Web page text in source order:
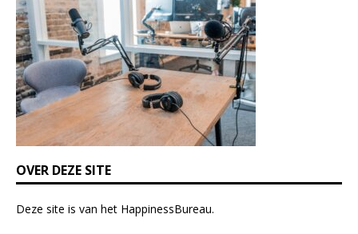
f
i
e
l
d
b
l
a
n
k
.
OVER DEZE SITE
Deze site is van het HappinessBureau.